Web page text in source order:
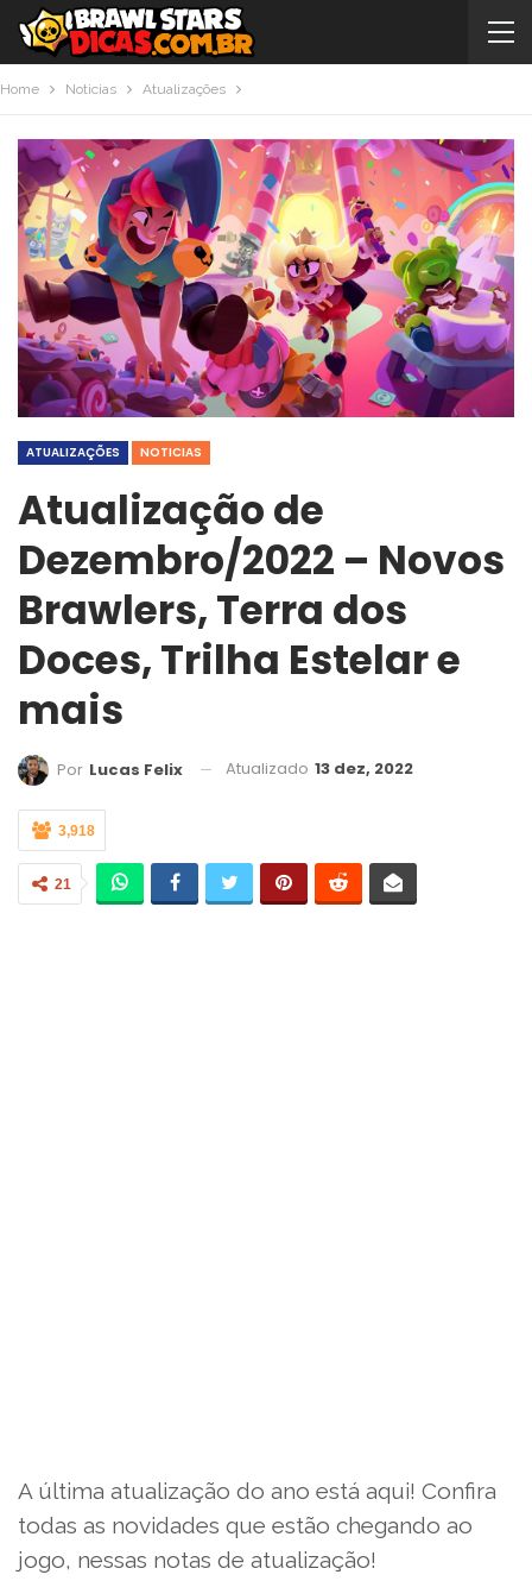
Home Noticias Atualizações
ATUALIZAÇÕES NOTICIAS
Atualização de
Dezembro/2022 – Novos
Brawlers, Terra dos
Doces, Trilha Estelar e
mais
Por Lucas Felix Atualizado 13 dez, 2022
3,918
21
A última atualização do ano está aqui! Confira
todas as novidades que estão chegando ao
jogo, nessas notas de atualização!